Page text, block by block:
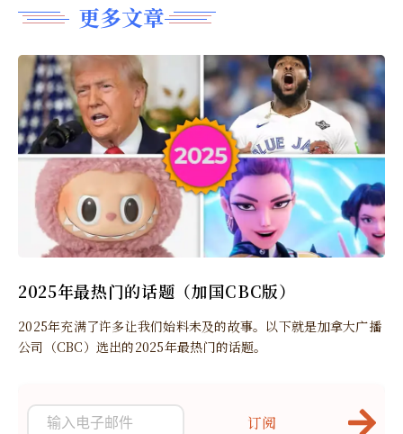
更多文章
2025年最热门的话题（加国CBC版）
2025年充满了许多让我们始料未及的故事。以下就是加拿大广播
公司（CBC）选出的2025年最热门的话题。
订阅